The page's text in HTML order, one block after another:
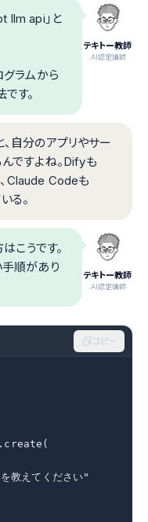
テキトー教師
.AI認定講師
llm api」と
ラムから
す。
自分のアプリやサー
ですよね。Difyも
Claude Codeも
る。
テキトー教師
.AI認定講師
こうです。
手順があり
コピー
えてください"